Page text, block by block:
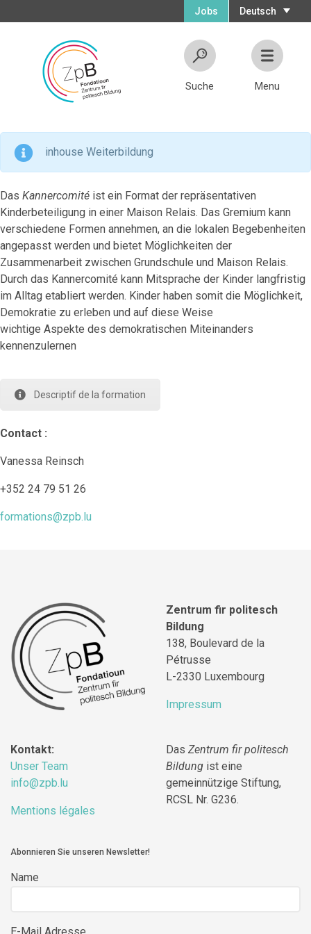
Deutsch
Jobs
Suche Menu
inhouse Weiterbildung
Das Kannercomité ist ein Format der repräsentativen
Kinderbeteiligung in einer Maison Relais. Das Gremium kann
verschiedene Formen annehmen, an die lokalen Begebenheiten
angepasst werden und bietet Möglichkeiten der
Zusammenarbeit zwischen Grundschule und Maison Relais.
Durch das Kannercomité kann Mitsprache der Kinder langfristig
im Alltag etabliert werden. Kinder haben somit die Möglichkeit,
Demokratie zu erleben und auf diese Weise
wichtige Aspekte des demokratischen Miteinanders
kennenzulernen
Descriptif de la formation
Contact :
Vanessa Reinsch
+352 24 79 51 26
formations@zpb.lu
Zentrum fir politesch
Bildung
138, Boulevard de la
Pétrusse
L-2330 Luxembourg
Impressum
Kontakt:
Unser Team
info@zpb.lu
Mentions légales
Das Zentrum fir politesch
Bildung ist eine
gemeinnützige Stiftung,
RCSL Nr. G236.
Abonnieren Sie unseren Newsletter!
Name